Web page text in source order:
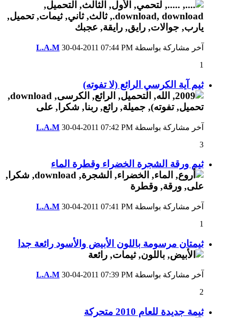
آخر مشاركة بواسطة L.A.M 30-04-2011 07:44 PM
1
ثيم آية الكرسي الرائع (لا تفوته)
آخر مشاركة بواسطة L.A.M 30-04-2011 07:42 PM
3
ثيم ورقة الشجرة الخضراء وقطرة الماء
آخر مشاركة بواسطة L.A.M 30-04-2011 07:41 PM
1
ثيمتان مرسومة باللون الأبيض والأسود رائعة جدا
آخر مشاركة بواسطة L.A.M 30-04-2011 07:39 PM
2
ثيمة جديدة للعام 2010 متحركة